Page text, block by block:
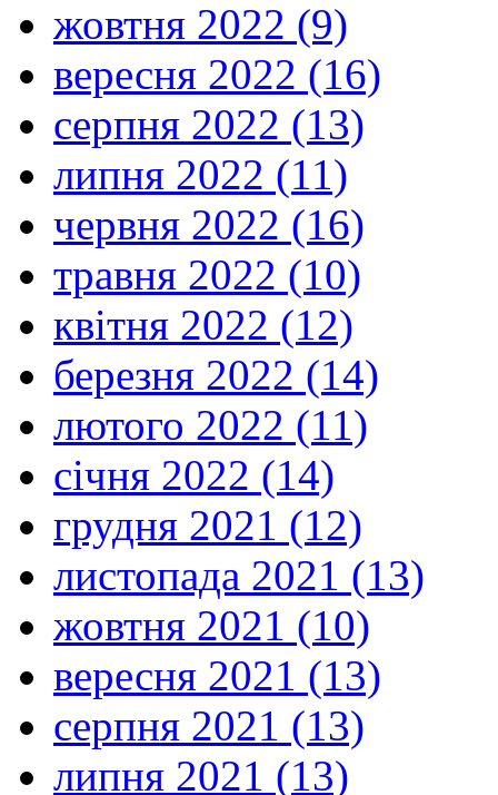
жовтня 2022 (9)
вересня 2022 (16)
серпня 2022 (13)
липня 2022 (11)
червня 2022 (16)
травня 2022 (10)
квітня 2022 (12)
березня 2022 (14)
лютого 2022 (11)
січня 2022 (14)
грудня 2021 (12)
листопада 2021 (13)
жовтня 2021 (10)
вересня 2021 (13)
серпня 2021 (13)
липня 2021 (13)